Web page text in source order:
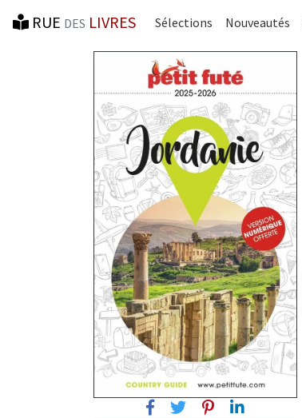
RUE DES LIVRES Sélections Nouveautés
FacebookTwitterPinterest
Linkedin